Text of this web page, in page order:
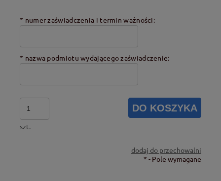
* numer zaświadczenia i termin ważności:
* nazwa podmiotu wydającego zaświadczenie:
szt.
DO KOSZYKA
dodaj do przechowalni
* - Pole wymagane